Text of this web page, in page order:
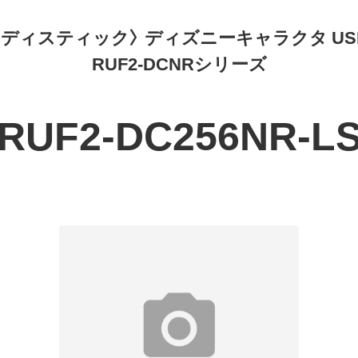
ィスティック〉 ディズニーキャラクタ
RUF2-DCNRシリーズ
DC256NR-